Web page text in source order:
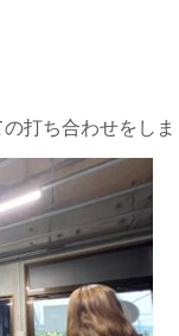
打ち合わせをし